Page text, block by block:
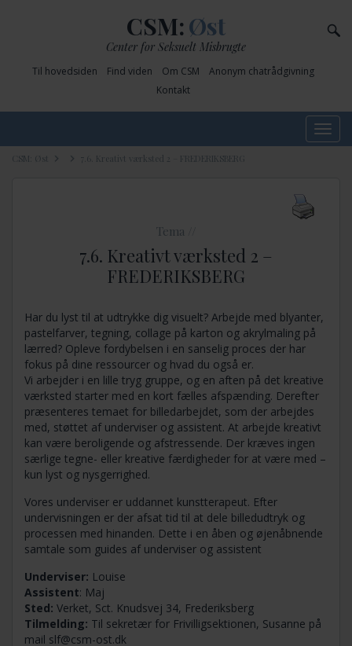
CSM:Øst
Center for Seksuelt Misbrugte
Til hovedsiden Find viden Om CSM
Anonym chatrådgivning
Kontakt
Toggle
CSM: Øst 7.6. Kreativt værksted 2 – FREDERIKSBERG
Tema //
7.6. Kreativt værksted 2 –
FREDERIKSBERG
Har du lyst til at udtrykke dig visuelt? Arbejde med blyanter,
pastelfarver, tegning, collage på karton og akrylmaling på
lærred? Opleve fordybelsen i en sanselig proces der har
fokus på dine ressourcer og hvad du også er.
Vi arbejder i en lille tryg gruppe, og en aften på det kreative
værksted starter med en kort fælles afspænding. Derefter
præsenteres temaet for billedarbejdet, som der arbejdes
med, støttet af underviser og assistent. At arbejde kreativt
kan være beroligende og afstressende. Der kræves ingen
særlige tegne- eller kreative færdigheder for at være med –
kun lyst og nysgerrighed.
Vores underviser er uddannet kunstterapeut. Efter
undervisningen er der afsat tid til at dele billedudtryk og
processen med hinanden. Dette i en åben og øjenåbnende
samtale som guides af underviser og assistent
Underviser: Louise
Assistent: Maj
Sted: Verket, Sct. Knudsvej 34, Frederiksberg
Tilmelding: Til sekretær for Frivilligsektionen, Susanne på
mail slf@csm-ost.dk